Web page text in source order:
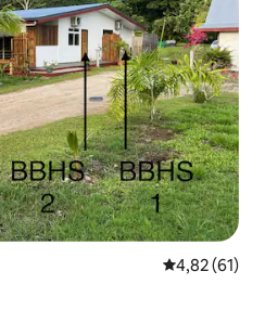
Gemiddelde
4,82 (61)